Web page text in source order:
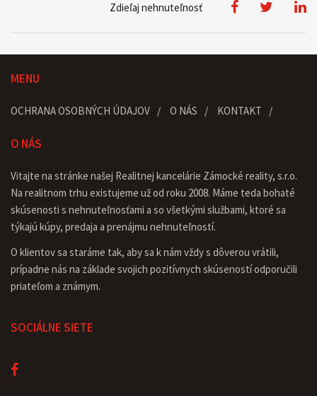
Zdieľaj nehnuteľnosť
MENU
OCHRANA OSOBNÝCH ÚDAJOV O NÁS KONTAKT
O NÁS
Vitajte na stránke našej Realitnej kancelárie Zámocké reality, s.r.o.
Na realitnom trhu existujeme už od roku 2008. Máme teda bohaté
skúsenosti s nehnuteľnosťami a so všetkými službami, ktoré sa
týkajú kúpy, predaja a prenájmu nehnuteľností.
O klientov sa staráme tak, aby sa k nám vždy s dôverou vrátili,
prípadne nás na základe svojich pozitívnych skúseností odporučili
priateľom a známym.
SOCIÁLNE SIETE